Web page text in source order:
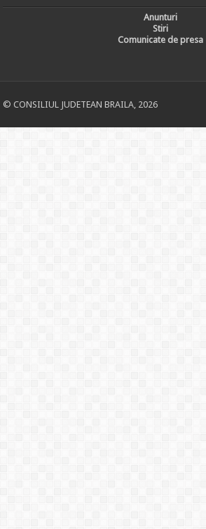
Anunturi
Stiri
Comunicate de presa
© CONSILIUL JUDETEAN BRAILA, 2026